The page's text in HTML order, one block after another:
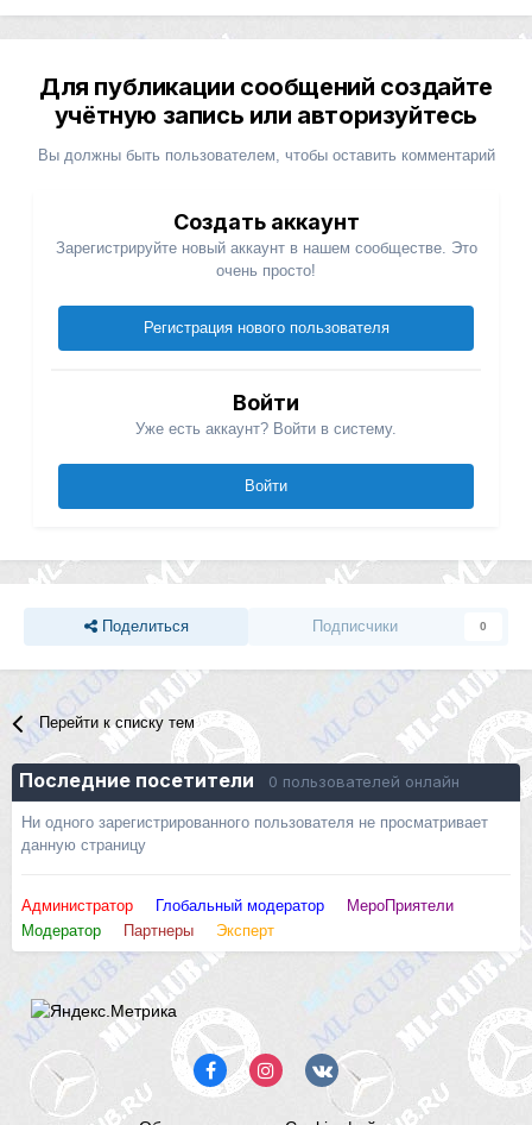
Для публикации сообщений создайте
учётную запись или авторизуйтесь
Вы должны быть пользователем, чтобы оставить комментарий
Создать аккаунт
Зарегистрируйте новый аккаунт в нашем сообществе. Это
очень просто!
Регистрация нового пользователя
Войти
Уже есть аккаунт? Войти в систему.
Войти
Поделиться Подписчики 0
Перейти к списку тем
Последние посетители 0 пользователей онлайн
Ни одного зарегистрированного пользователя не просматривает
данную страницу
Администратор Глобальный модератор
МероПриятели
Модератор
Партнеры Эксперт